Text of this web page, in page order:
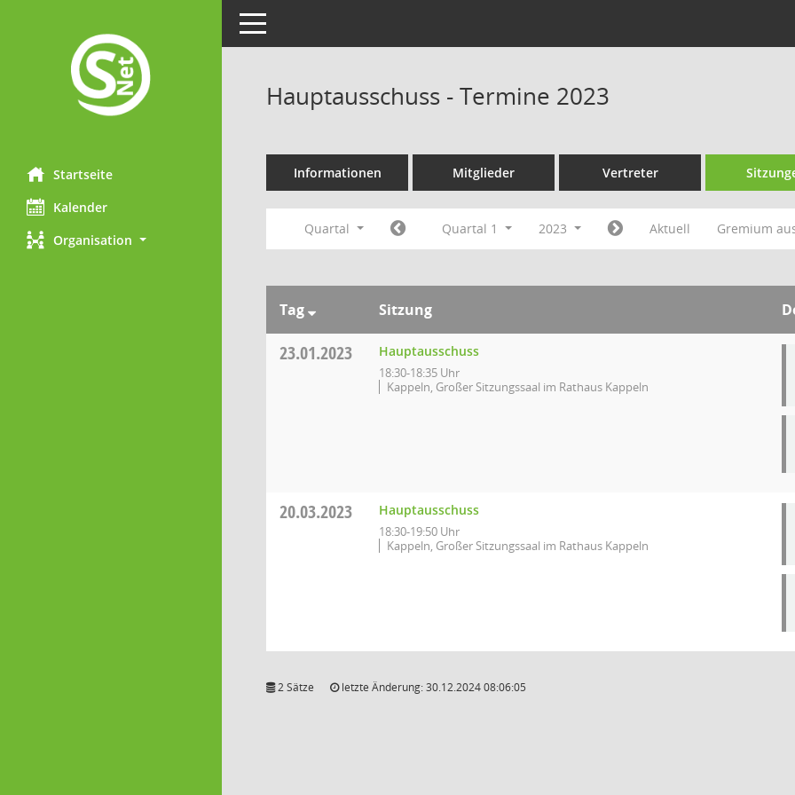
Startseite
Kalender
Organisation
Toggle navigation
Hauptausschuss - Termine 2023
Informationen Mitglieder Vertreter
Quartal Quartal 1 2023 Aktuell Gremium
Tag Sitzung
23.01.2023 Hauptausschuss
18:30-18:35 Uhr
Kappeln, Großer Sitzungssaal im Rathaus Kappeln
20.03.2023 Hauptausschuss
18:30-19:50 Uhr
Kappeln, Großer Sitzungssaal im Rathaus Kappeln
2 Sätze letzte Änderung: 30.12.2024 08:06:05